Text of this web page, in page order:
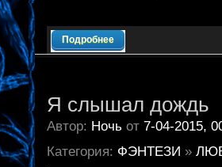
Подробнее
Я слышал дождь
Автор: Ночь от 7-04-2015,
Категория: ФЭНТЕЗИ »